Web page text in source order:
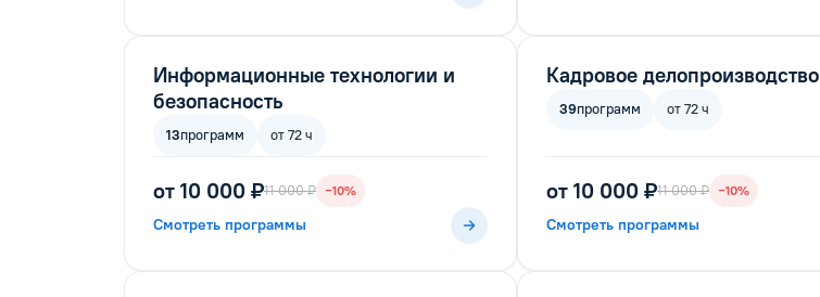
Информационные технологии и
безопасность
13программ от 72 ч
от 10 000 ₽11 000 ₽ −10%
Смотреть программы
Кадровое делопроизводство
39программ от 72 ч
от 10 000 ₽11 000 ₽ −10%
Смотреть программы